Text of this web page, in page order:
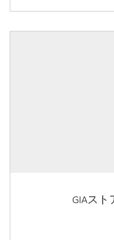
GIAス